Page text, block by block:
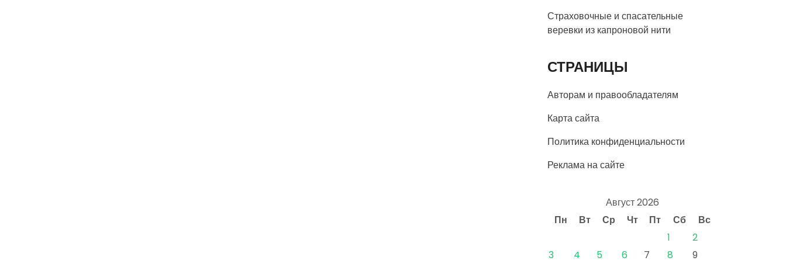
Страховочные и спасательные
веревки из капроновой нити
СТРАНИЦЫ
Авторам и правообладателям
Карта сайта
Политика конфиденциальности
Реклама на сайте
Август 2026
Пн
Вт Ср Чт Пт Сб
Вс
1
2
3
4 5 6 7 8
9